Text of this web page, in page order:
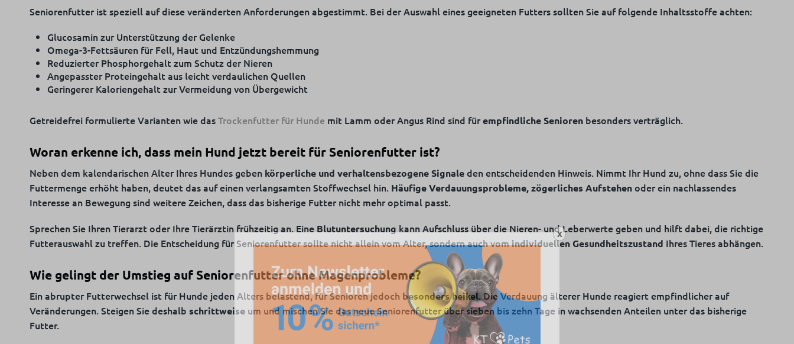
Seniorenfutter ist speziell auf diese veränderten Anforderungen abgestimmt. Bei der Auswahl eines geeigneten Futters sollten Sie auf folgende Inhaltsstoffe achten:
Glucosamin zur Unterstützung der Gelenke
Omega-3-Fettsäuren für Fell, Haut und Entzündungshemmung
Reduzierter Phosphorgehalt zum Schutz der Nieren
Angepasster Proteingehalt aus leicht verdaulichen Quellen
Geringerer Kaloriengehalt zur Vermeidung von Übergewicht
Getreidefrei formulierte Varianten wie dasTrockenfutter für Hunde mit Lamm oder Angus Rind sind fürempfindliche Senioren besonders verträglich.
Woran erkenne ich, dass mein Hund jetzt bereit für Seniorenfutter ist?
Neben dem kalendarischen Alter Ihres Hundes geben körperliche und verhaltensbezogene Signaleden entscheidenden Hinweis. Nimmt Ihr Hund zu, ohne dass Sie die
Futtermenge erhöht haben, deutet das auf einen verlangsamten Stoffwechsel hin. Häufige Verdauungsprobleme, zögerliches Aufstehenoder ein nachlassendes
Interesse an Bewegung sind weitere Zeichen, dass das bisherige Futter nicht mehr optimal passt.
Sprechen Sie Ihren Tierarzt oder Ihre Tierärztin frühzeitig an. Eine Blutuntersuchung kann Aufschluss über die Nieren- und Leberwerte geben und hilft dabei, die richtige
Futterauswahl zu treffen. Die Entscheidung für Seniorenfutter sollte nicht allein vom Alter, sondern auch vomindividuellen Gesundheitszustand Ihres Tieres abhängen.
Wie gelingt der Umstieg auf Seniorenfutter ohne Magenprobleme?
Ein abrupter Futterwechsel ist für Hunde jeden Alters belastend, für Senioren jedoch besonders heikel. Die Verdauung älterer Hunde reagiert empfindlicher auf
Veränderungen. Steigen Sie deshalb schrittweise um und mischen Sie das neue Seniorenfutter über sieben bis zehn Tage in wachsenden Anteilen unter das bisherige
Futter.
X